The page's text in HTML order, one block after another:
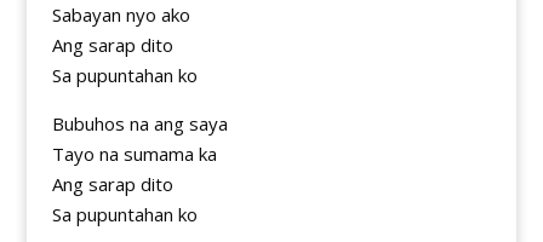
Sabayan nyo ako
Ang sarap dito
Sa pupuntahan ko
Bubuhos na ang saya
Tayo na sumama ka
Ang sarap dito
Sa pupuntahan ko